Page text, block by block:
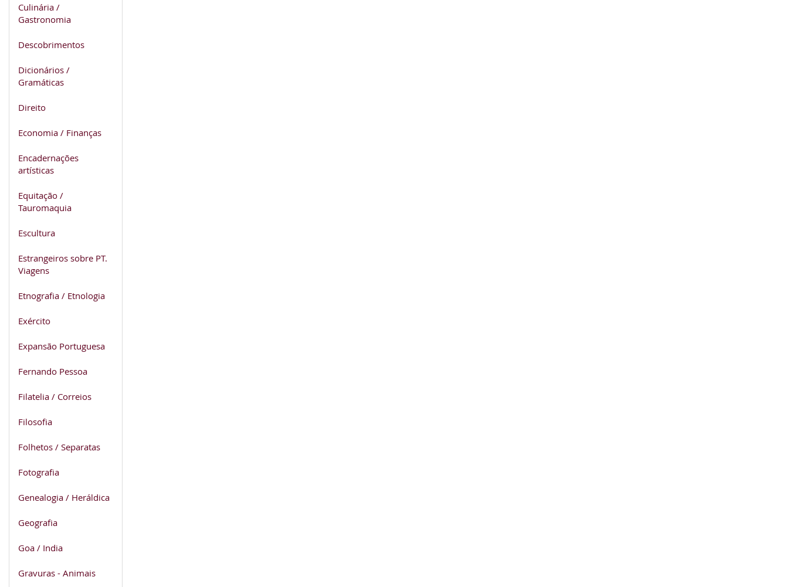
Culinária /
Gastronomia
Descobrimentos
Dicionários /
Gramáticas
Direito
Economia / Finanças
Encadernações
artísticas
Equitação /
Tauromaquia
Escultura
Estrangeiros sobre PT.
Viagens
Etnografia / Etnologia
Exército
Expansão Portuguesa
Fernando Pessoa
Filatelia / Correios
Filosofia
Folhetos / Separatas
Fotografia
Genealogia / Heráldica
Geografia
Goa / India
Gravuras - Animais